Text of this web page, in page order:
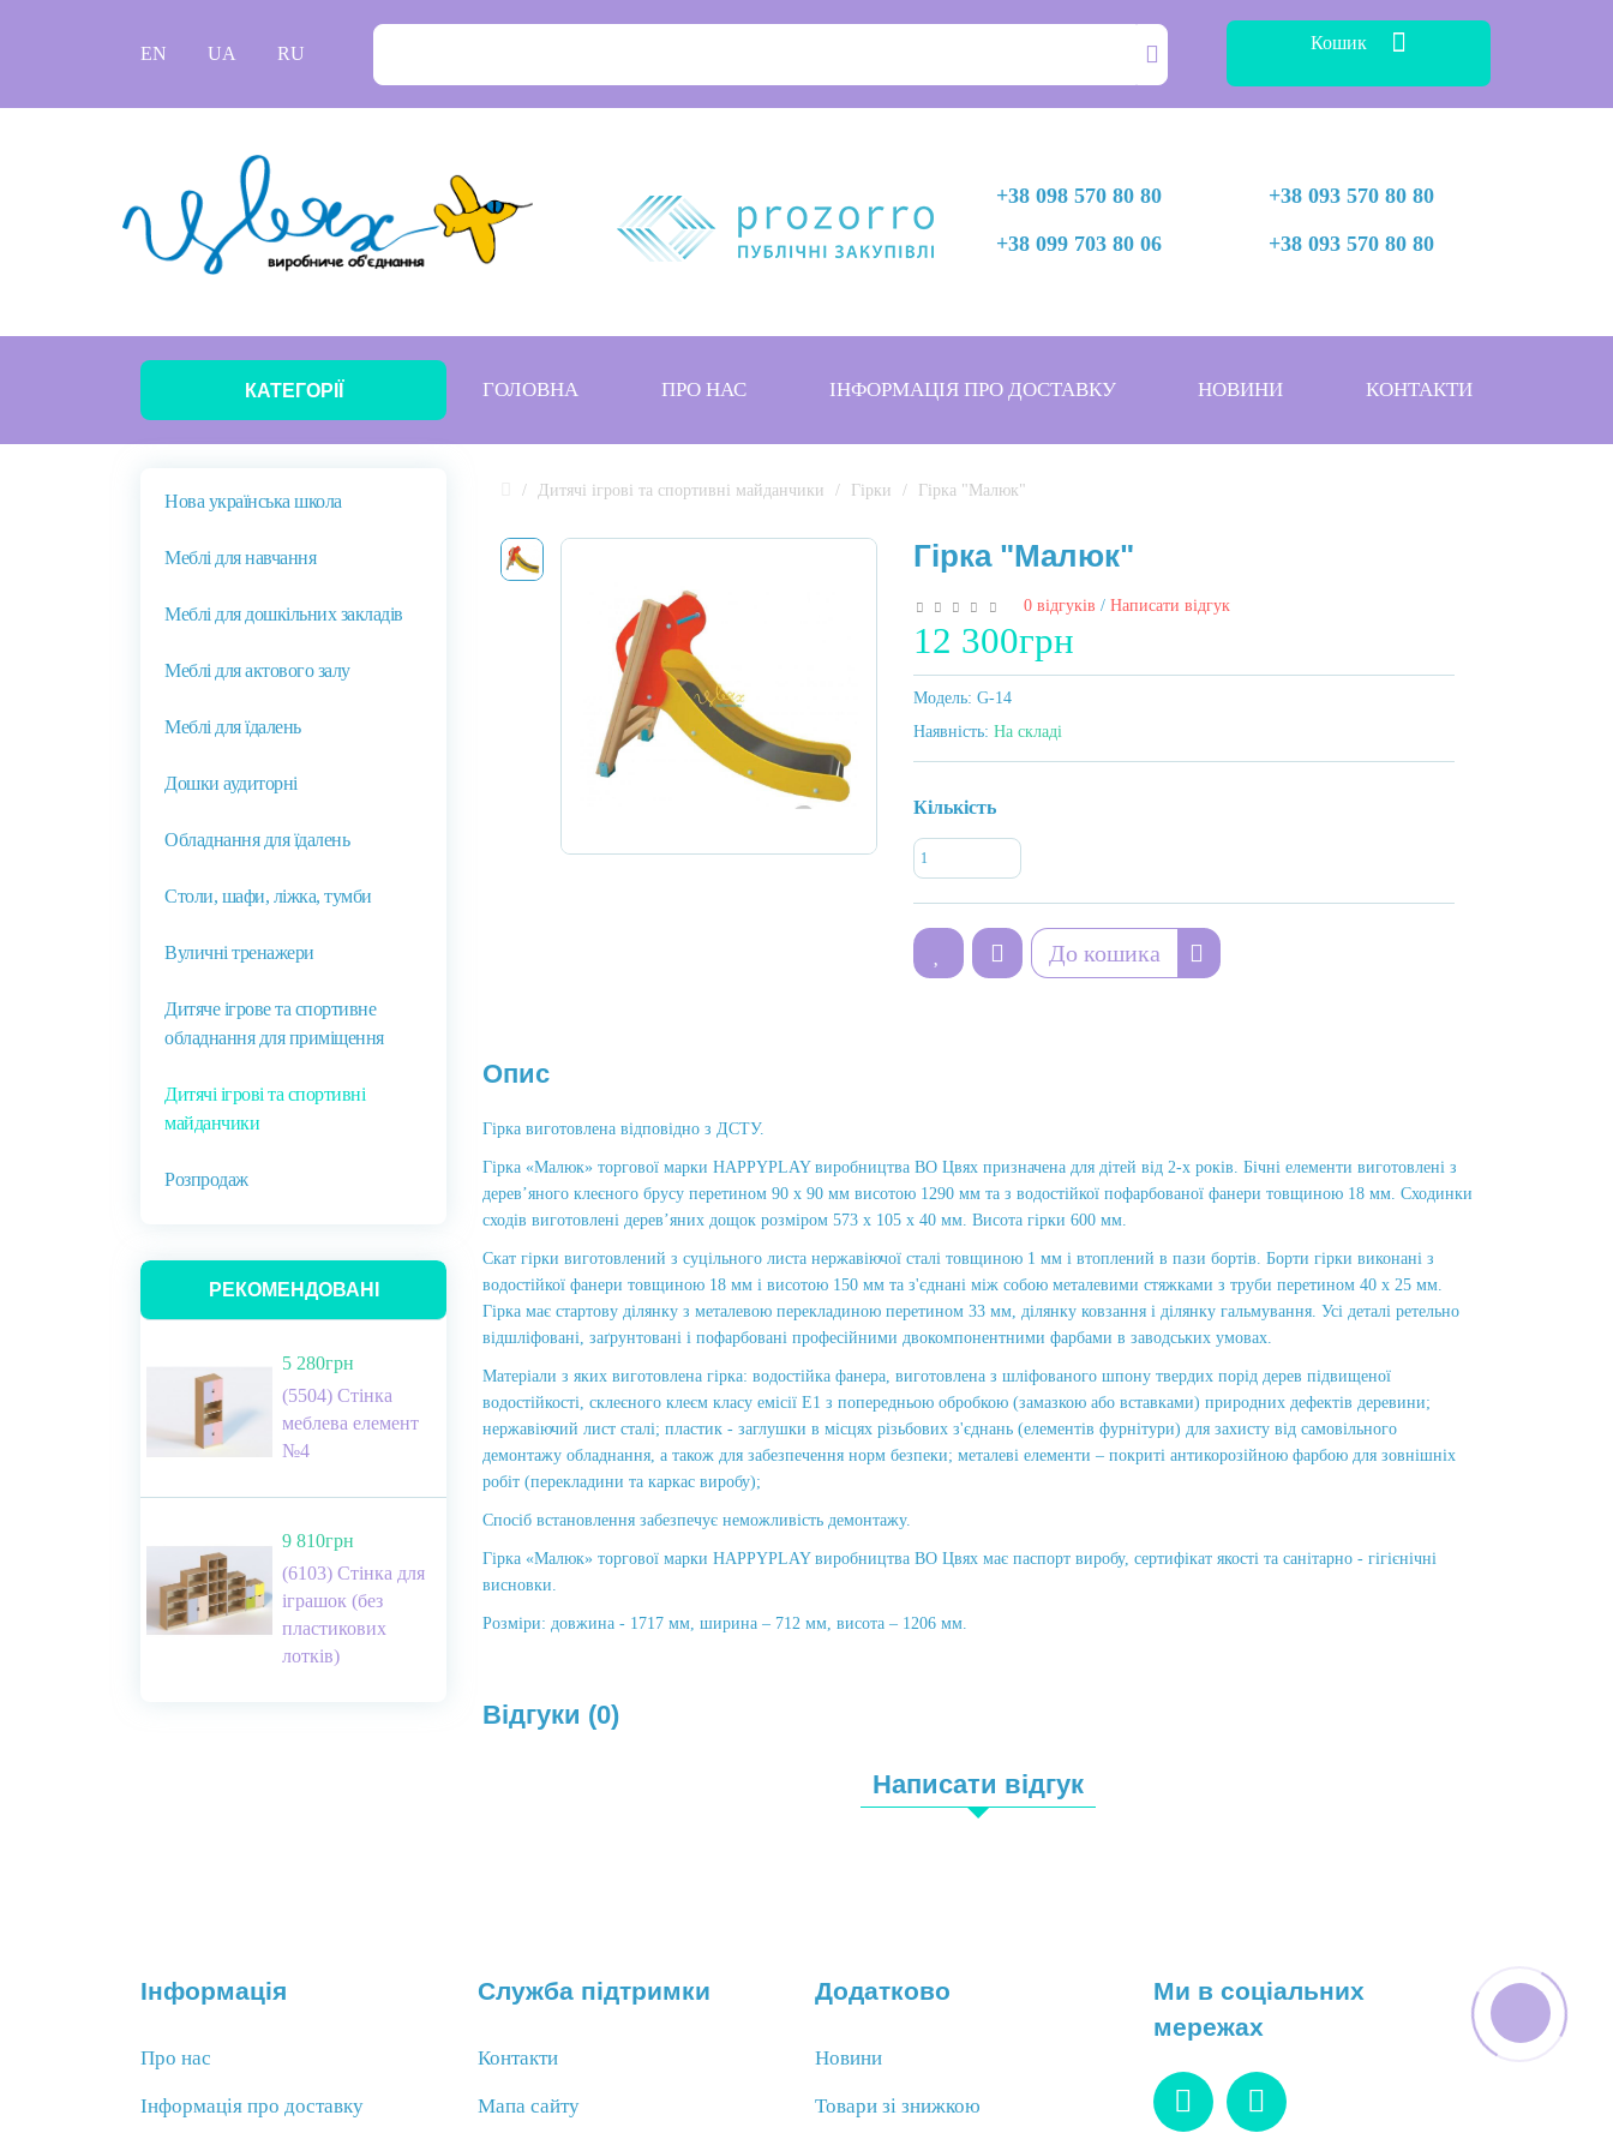
EN UA RU
Кошик
+38 098 570 80 80
+38 099 703 80 06
+38 093 570 80 80
+38 093 570 80 80
ГОЛОВНА ПРО НАС ІНФОРМАЦІЯ ПРО ДОСТАВКУ НОВИНИ КОНТАКТИ
КАТЕГОРІЇ
Нова українська школа
Меблі для навчання
Меблі для дошкільних закладів
Меблі для актового залу
Меблі для їдалень
Дошки аудиторні
Обладнання для їдалень
Столи, шафи, ліжка, тумби
Вуличні тренажери
Дитяче ігрове та спортивне
обладнання для приміщення
Дитячі ігрові та спортивні
майданчики
Розпродаж
РЕКОМЕНДОВАНІ
5 280грн
(5504) Стінка
меблева елемент
№4
9 810грн
(6103) Стінка для
іграшок (без
пластикових
лотків)
Дитячі ігрові та спортивні майданчики Гірки Гірка "Малюк"
Гірка "Малюк"
0 відгуків / Написати відгук
12 300грн
Модель: G-14
Наявність: На складі
Кількість
До кошика
Опис
Гірка виготовлена відповідно з ДСТУ.
Гірка «Малюк» торгової марки HAPPYPLAY виробництва ВО Цвях призначена для дітей від 2-х років. Бічні елементи виготовлені з
дерев’яного клеєного брусу перетином 90 х 90 мм висотою 1290 мм та з водостійкої пофарбованої фанери товщиною 18 мм. Сходинки
сходів виготовлені дерев’яних дощок розміром 573 х 105 х 40 мм. Висота гірки 600 мм.
Скат гірки виготовлений з суцільного листа нержавіючої сталі товщиною 1 мм і втоплений в пази бортів. Борти гірки виконані з
водостійкої фанери товщиною 18 мм і висотою 150 мм та з'єднані між собою металевими стяжками з труби перетином 40 х 25 мм.
Гірка має стартову ділянку з металевою перекладиною перетином 33 мм, ділянку ковзання і ділянку гальмування. Усі деталі ретельно
відшліфовані, заґрунтовані і пофарбовані професійними двокомпонентними фарбами в заводських умовах.
Матеріали з яких виготовлена гірка: водостійка фанера, виготовлена з шліфованого шпону твердих порід дерев підвищеної
водостійкості, склеєного клеєм класу емісії Е1 з попередньою обробкою (замазкою або вставками) природних дефектів деревини;
нержавіючий лист сталі; пластик - заглушки в місцях різьбових з'єднань (елементів фурнітури) для захисту від самовільного
демонтажу обладнання, а також для забезпечення норм безпеки; металеві елементи – покриті антикорозійною фарбою для зовнішніх
робіт (перекладини та каркас виробу);
Спосіб встановлення забезпечує неможливість демонтажу.
Гірка «Малюк» торгової марки HAPPYPLAY виробництва ВО Цвях має паспорт виробу, сертифікат якості та санітарно - гігієнічні
висновки.
Розміри: довжина - 1717 мм, ширина – 712 мм, висота – 1206 мм.
Відгуки (0)
Написати відгук
Інформація
Про нас
Інформація про доставку
Служба підтримки
Контакти
Мапа сайту
Додатково
Новини
Товари зі знижкою
Ми в соціальних
мережах